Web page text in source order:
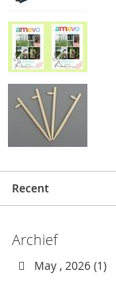
Recent
Archief
May , 2026 (1)